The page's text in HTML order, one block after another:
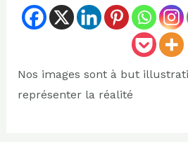
Nos images sont à but
représenter la réalité